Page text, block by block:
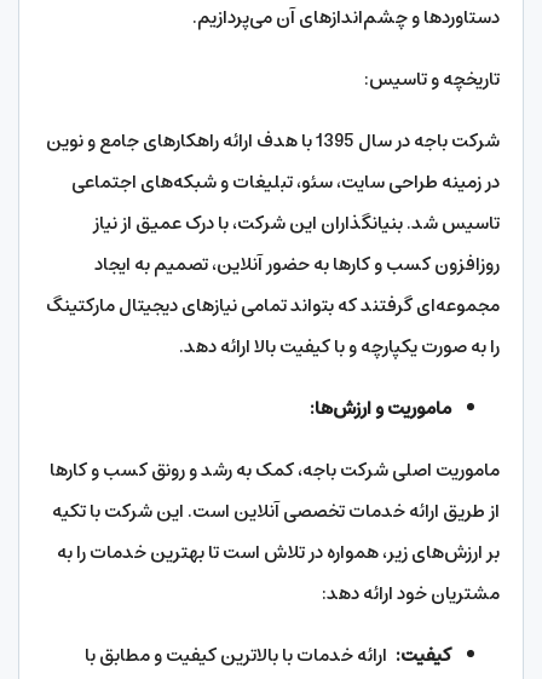
دستاوردها و چشم‌اندازهای آن می‌پردازیم.
تاریخچه و تاسیس:
شرکت باجه در سال 1395 با هدف ارائه راهکارهای جامع و نوین
در زمینه طراحی سایت، سئو، تبلیغات و شبکه‌های اجتماعی
تاسیس شد. بنیانگذاران این شرکت، با درک عمیق از نیاز
روزافزون کسب و کارها به حضور آنلاین، تصمیم به ایجاد
مجموعه‌ای گرفتند که بتواند تمامی نیازهای دیجیتال مارکتینگ
را به صورت یکپارچه و با کیفیت بالا ارائه دهد.
ماموریت و ارزش‌ها:
ماموریت اصلی شرکت باجه، کمک به رشد و رونق کسب و کارها
از طریق ارائه خدمات تخصصی آنلاین است. این شرکت با تکیه
بر ارزش‌های زیر، همواره در تلاش است تا بهترین خدمات را به
مشتریان خود ارائه دهد:
کیفیت: ارائه خدمات با بالاترین کیفیت و مطابق با